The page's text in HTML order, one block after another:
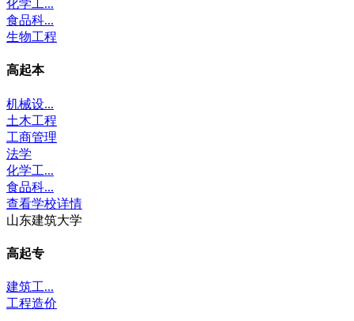
化学工...
食品科...
生物工程
高起本
机械设...
土木工程
工商管理
法学
化学工...
食品科...
查看学校详情
山东建筑大学
高起专
建筑工...
工程造价